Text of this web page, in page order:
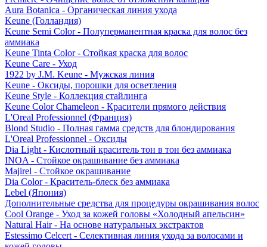
Aura Botanica - Органическая линия ухода
Keune (Голландия)
Keune Semi Color - Полуперманентная краска для волос без
аммиака
Keune Tinta Color - Стойкая краска для волос
Keune Care - Уход
1922 by J.M. Keune - Мужская линия
Keune - Оксиды, порошки для осветления
Keune Style - Коллекция стайлинга
Keune Color Chameleon - Красители прямого действия
L'Oreal Professionnel (Франция)
Blond Studio - Полная гамма средств для блондирования
L'Oreal Professionnel - Оксиды
Dia Light - Кислотный краситель тон в тон без аммиака
INOA - Стойкое окрашивание без аммиака
Majirel - Стойкое окрашивание
Dia Color - Краситель-блеск без аммиака
Lebel (Япония)
Дополнительные средства для процедуры окрашивания волос
Cool Orange - Уход за кожей головы «Холодный апельсин»
Natural Hair - На основе натуральных экстрактов
Estessimo Celcert - Селективная линия ухода за волосами и